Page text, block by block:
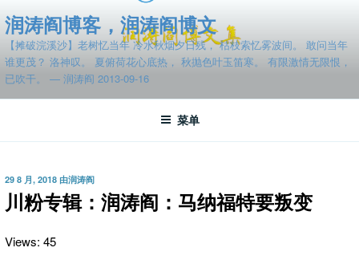
至
容
润涛阎博客，润涛阎博文
【摊破浣溪沙】老树忆当年 冷水秋烟夕日残， 枯枝索忆雾波间。 敢问当年
谁更茂？ 洛神叹。 夏俯荷花心底热， 秋抛色叶玉笛寒。 有限激情无限恨，
已吹干。 — 润涛阎 2013-09-16
菜单
发
布
于
29 8 月, 2018 由润涛阎
川粉专辑：润涛阎：马纳福特要叛变
Views: 45